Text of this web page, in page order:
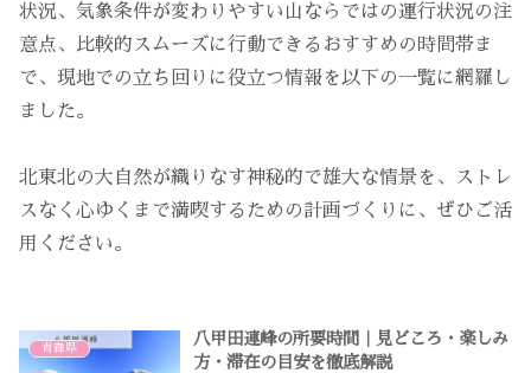
状況、気象条件が変わりやすい山ならではの運行状況の注
意点、比較的スムーズに行動できるおすすめの時間帯ま
で、現地での立ち回りに役立つ情報を以下の一覧に網羅し
ました。
北東北の大自然が織りなす神秘的で雄大な情景を、ストレ
スなく心ゆくまで満喫するための計画づくりに、ぜひご活
用ください。
青森県
八甲田連峰の所要時間｜見どころ・楽しみ
方・滞在の目安を徹底解説